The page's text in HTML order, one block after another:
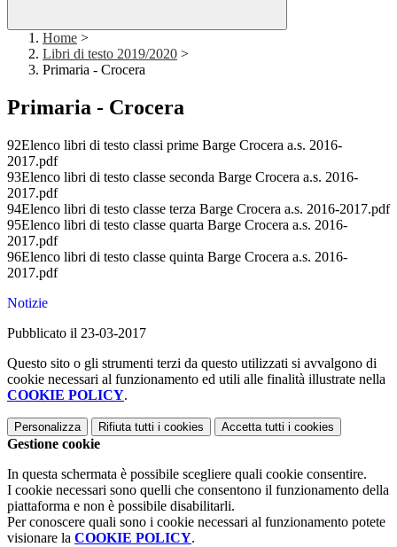
Home >
Libri di testo 2019/2020 >
Primaria - Crocera
Primaria - Crocera
92Elenco libri di testo classi prime Barge Crocera a.s. 2016-
2017.pdf
93Elenco libri di testo classe seconda Barge Crocera a.s. 2016-
2017.pdf
94Elenco libri di testo classe terza Barge Crocera a.s. 2016-2017.pdf
95Elenco libri di testo classe quarta Barge Crocera a.s. 2016-
2017.pdf
96Elenco libri di testo classe quinta Barge Crocera a.s. 2016-
2017.pdf
Notizie
Pubblicato il 23-03-2017
Questo sito o gli strumenti terzi da questo utilizzati si avvalgono di
cookie necessari al funzionamento ed utili alle finalità illustrate nella
COOKIE POLICY.
Personalizza Rifiuta tutti i cookies Accetta tutti i cookies
Gestione cookie
In questa schermata è possibile scegliere quali cookie consentire.
I cookie necessari sono quelli che consentono il funzionamento della
piattaforma e non è possibile disabilitarli.
Per conoscere quali sono i cookie necessari al funzionamento potete
visionare la COOKIE POLICY.